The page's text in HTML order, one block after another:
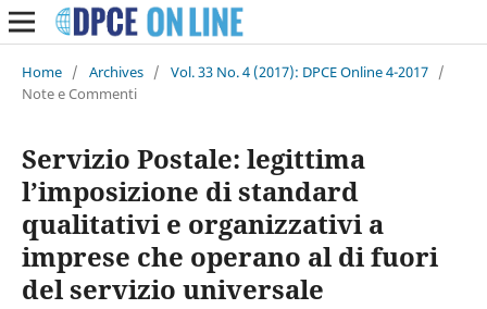
Home / Archives / Vol. 33 No. 4 (2017): DPCE Online 4-2017 /
Note e Commenti
Servizio Postale: legittima
l’imposizione di standard
qualitativi e organizzativi a
imprese che operano al di fuori
del servizio universale